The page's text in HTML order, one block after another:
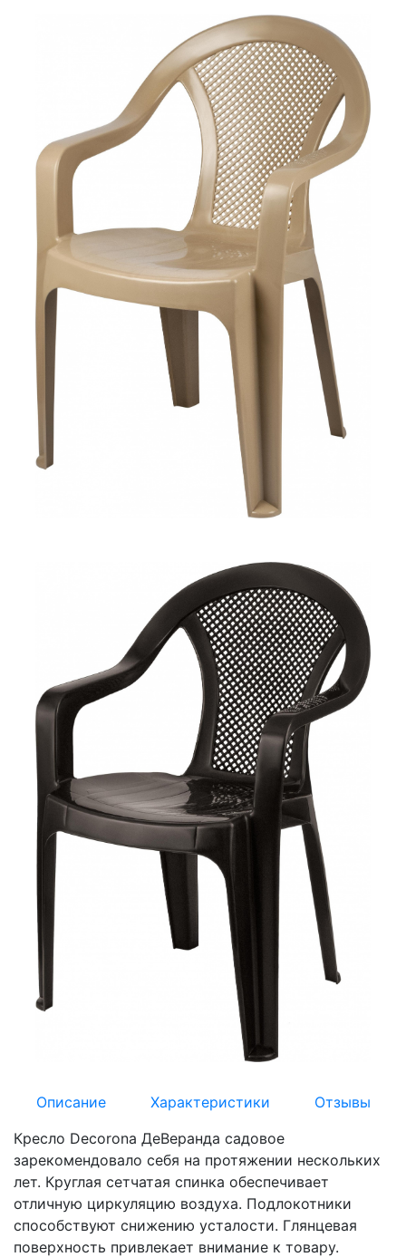
Описание Характеристики
Отзывы
Кресло Decorona ДеВеранда садовое
зарекомендовало себя на протяжении нескольких
лет. Круглая сетчатая спинка обеспечивает
отличную циркуляцию воздуха. Подлокотники
способствуют снижению усталости. Глянцевая
поверхность привлекает внимание к товару.